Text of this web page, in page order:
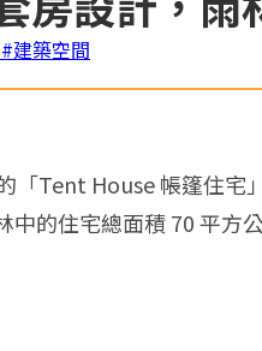
#建築空間
「Tent House 帳篷住
中的住宅總面積 70 平方